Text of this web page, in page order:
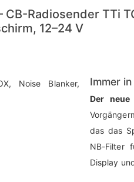
CB-Radiosender TTi
12–24 V
Immer in
Der neue
das das
NB-Filter
Display